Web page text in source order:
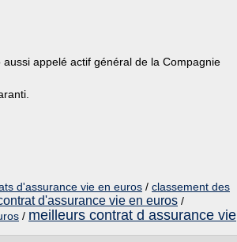
appelé actif général de la Compagnie
d'assurance vie en euros / classement des
d'assurance vie en euros /
/ meilleurs contrat d assurance vie